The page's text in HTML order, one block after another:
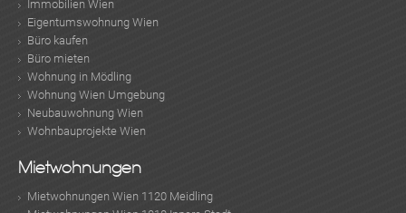
Immobilien Wien
Eigentumswohnung Wien
Büro kaufen
Büro mieten
Wohnung in Mödling
Wohnung Wien Umgebung
Neubauwohnung Wien
Wohnbauprojekte Wien
Mietwohnungen
Mietwohnungen Wien 1120 Meidling